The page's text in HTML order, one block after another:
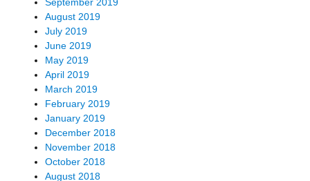
September 2019
August 2019
July 2019
June 2019
May 2019
April 2019
March 2019
February 2019
January 2019
December 2018
November 2018
October 2018
August 2018